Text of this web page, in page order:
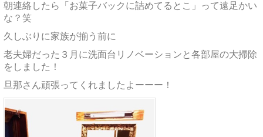
朝連絡したら「お菓子バックに詰めてるとこ」って遠足かい
な？笑
久しぶりに家族が揃う前に
老夫婦だった３月に洗面台リノベーションと各部屋の大掃除
をしました！
旦那さん頑張ってくれましたよーーー！